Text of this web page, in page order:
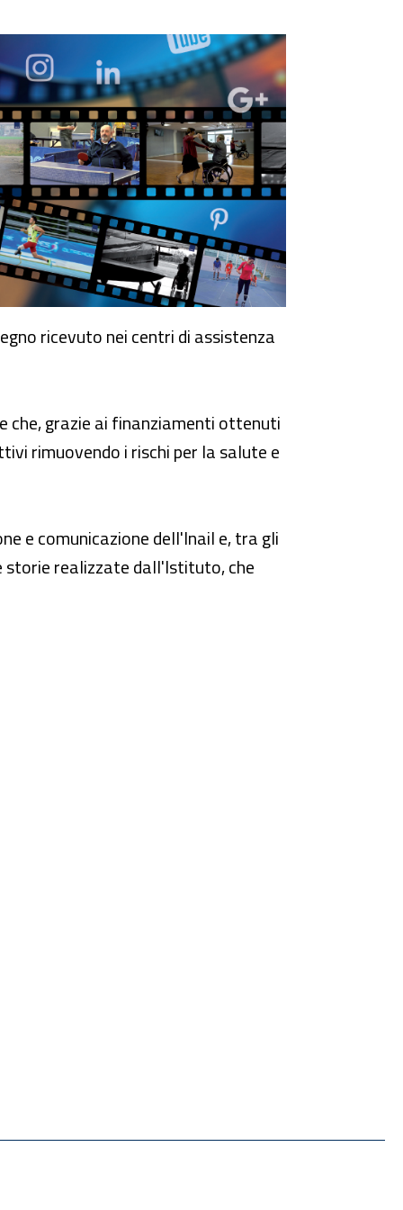
ricevuto nei centri di assistenza
che, grazie ai finanziamenti ottenuti
rimuovendo i rischi per la salute e
e comunicazione dell'Inail e, tra gli
storie realizzate dall'Istituto, che